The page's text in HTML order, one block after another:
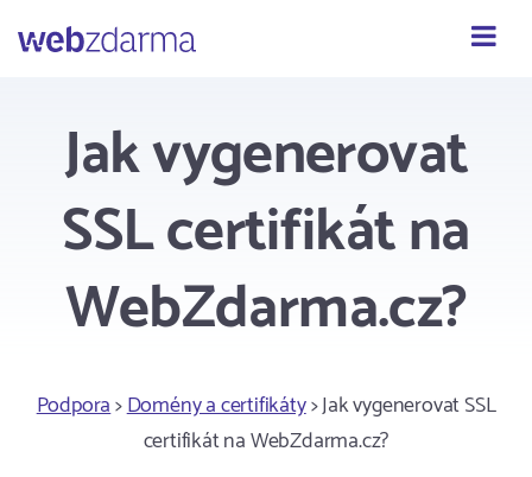
Jak vygenerovat
SSL certifikát na
WebZdarma.cz?
Podpora>Domény a certifikáty> Jak vygenerovat SSL
certifikát na WebZdarma.cz?